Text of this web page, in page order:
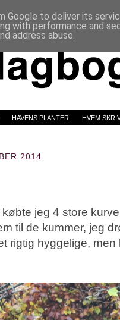
HAVENS PLANTER HVEM
2014
jeg 4 store
til de kummer, jeg
rigtig hyggelige,
Google to deliver its
with performance and
address abuse.